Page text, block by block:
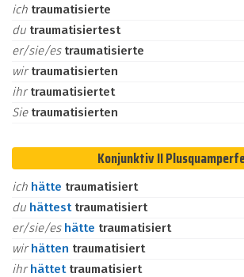
ich traumatisierte
du traumatisiertest
er/sie/es traumatisierte
wirtraumatisierten
ihrtraumatisiertet
Sie traumatisierten
Konjunktiv II
ich hätte traumatisiert
du hättest traumatisiert
er/sie/es hätte traumatisiert
wirhätten traumatisiert
ihrhättet traumatisiert